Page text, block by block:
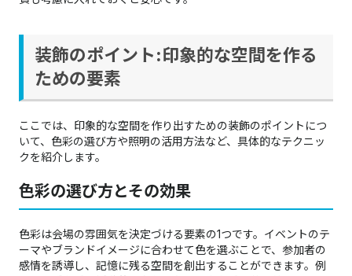
装飾のポイント:印象的な空間を作る
ための要素
ここでは、印象的な空間を作り出すための装飾のポイントにつ
いて、色彩の選び方や照明の活用方法など、具体的なテクニッ
クを紹介します。
色彩の選び方とその効果
色彩は会場の雰囲気を決定づける要素の1つです。イベントのテ
ーマやブランドイメージに合わせて色を選ぶことで、参加者の
感情を誘導し、記憶に残る空間を創出することができます。例